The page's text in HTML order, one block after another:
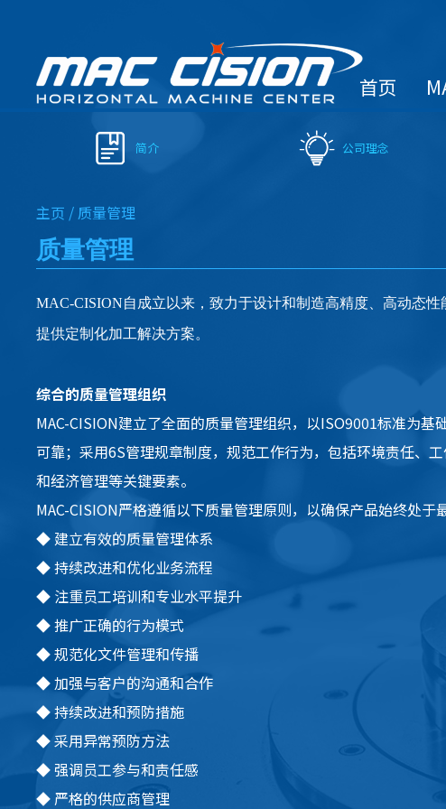
首页
简介 公司理念
主页 / 质量管理
质量管理
MAC-CISION自成立以来，致力于设计和制造高精度、高动态性
提供定制化加工解决方案。
综合的质量管理组织
MAC-CISION建立了全面的质量管理组织，以ISO9001标准为基
可靠；采用6S管理规章制度，规范工作行为，包括环境责任、
和经济管理等关键要素。
MAC-CISION严格遵循以下质量管理原则，以确保产品始终处于
◆ 建立有效的质量管理体系
◆持续改进和优化业务流程
◆ 注重员工培训和专业水平提升
◆推广正确的行为模式
◆规范化文件管理和传播
◆加强与客户的沟通和合作
◆持续改进和预防措施
◆采用异常预防方法
◆强调员工参与和责任感
◆ 严格的供应商管理